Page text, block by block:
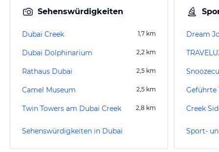
Sehenswürdigkeiten
Dubai Creek 1,7 km
Dubai Dolphinarium 2,2 km
Rathaus Dubai 2,5 km
Camel Museum 2,5 km
Twin Towers am Dubai Creek 2,8 km
Sehenswürdigkeiten in Dubai
Dream
Geführte
Creek
Sport-